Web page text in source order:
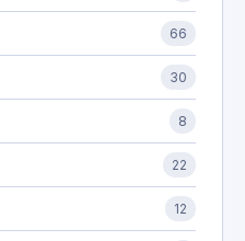
66
30
8
22
12